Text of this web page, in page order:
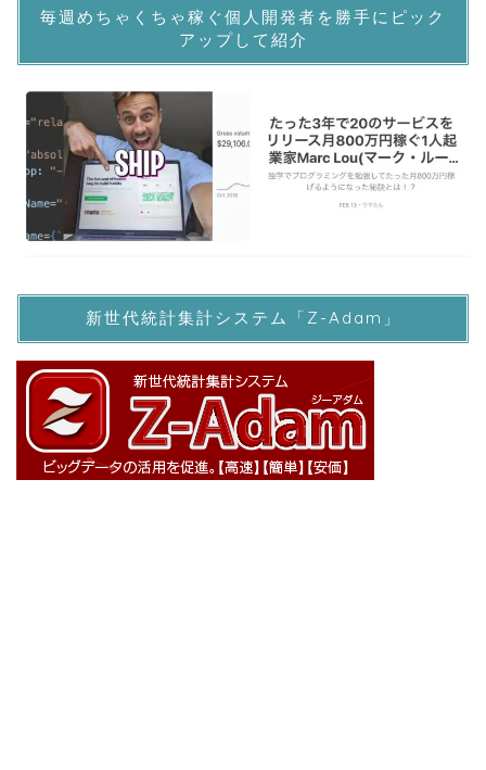
毎週めちゃくちゃ稼ぐ個人開発者を勝手にピック
アップして紹介
新世代統計集計システム「Z-Adam」